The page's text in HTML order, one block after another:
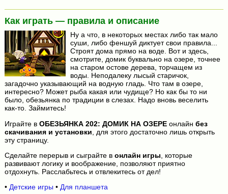
Как играть — правила и описание
Ну а что, в некоторых местах либо так мало
суши, либо феншуй диктует свои правила...
Строят дома прямо на воде. Вот и здесь,
смотрите, домик буквально на озере, точнее
на старом остове дерева, торчащем из
воды. Неподалеку лысый старичок,
загадочно указывающий на водную гладь. Что там в озере,
интересно? Может рыба какая или чудище? Но как бы то ни
было, обезьянка по традиции в слезах. Надо вновь веселить
как-то. Займитесь!
Играйте в ОБЕЗЬЯНКА 202: ДОМИК НА ОЗЕРЕонлайн без
скачивания и установки , для этого достаточно лишь открыть
эту страницу.
Сделайте перерыв и сыграйте в онлайн игры , которые
развивают логику и воображение, позволяют приятно
отдохнуть. Расслабьтесь и отвлекитесь от дел!
• Детские игры • Для планшета